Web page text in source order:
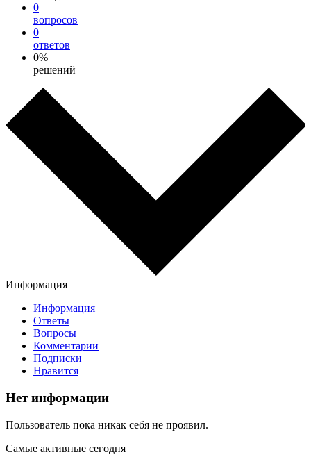
0
вопросов
0
ответов
0%
решений
Информация
Информация
Ответы
Вопросы
Комментарии
Подписки
Нравится
Нет информации
Пользователь пока никак себя не проявил.
Самые активные сегодня